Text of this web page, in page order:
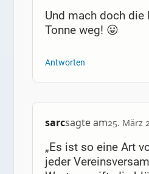
Und mach doch die
Tonne weg! 😛
Antworten
sarcsagte am25. März
„Es ist so eine Art
jeder